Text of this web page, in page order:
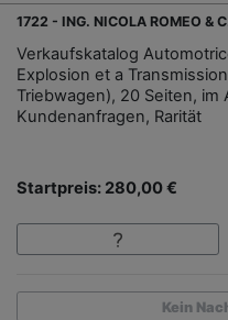
1722 - ING. NICOLA ROMEO &
Verkaufskatalog
Explosion et a
Triebwagen), 20 Seiten, im
Kundenanfragen, Rarität
Startpreis: 280,00 €
Kein